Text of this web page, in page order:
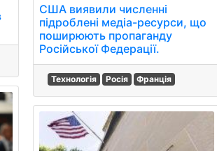
США виявили численні
підроблені медіа-ресурси, що
поширюють пропаганду
Російської Федерації.
Технологія Росія Франція